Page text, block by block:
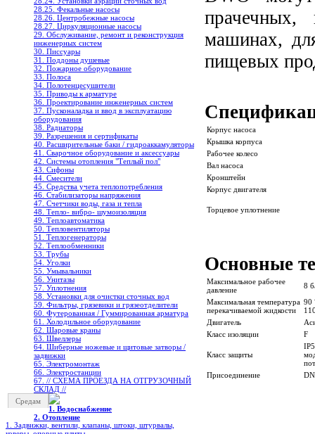
28.25. Фекальные насосы
28.26. Центробежные насосы
28.27. Циркуляционные насосы
29. Обслуживание, ремонт и реконструкция
инженерных систем
30. Писсуары
31. Поддоны душевые
32. Пожарное оборудование
33. Полоса
34. Полотенцесушители
35. Приводы к арматуре
36. Проектирование инженерных систем
37. Пусконаладка и ввод в эксплуатацию
оборудования
38. Радиаторы
39. Разрешения и сертификаты
40. Расширительные баки / гидроаккамуляторы
41. Сварочное оборудование и аксессуары
42. Системы отопления "Теплый пол"
43. Сифоны
44. Смесители
45. Средства учета теплопотребления
46. Стабилизаторы напряжения
47. Счетчики воды, газа и тепла
48. Тепло- вибро- шумоизоляция
49. Теплоавтоматика
50. Тепловентиляторы
51. Теплогенераторы
52. Теплообменники
53. Трубы
54. Уголки
55. Умывальники
56. Унитазы
57. Уплотнения
58. Установки для очистки сточных вод
59. Фильтры, грязевики и грязеотделители
60. Футерованная / Гуммированная арматура
61. Холодильное oборудование
62. Шаровые краны
63. Швеллеры
64. Шиберные ножевые и щитовые затворы /
задвижки
65. Электромонтаж
66. Электростанции
67. // СХЕМА ПРОЕЗДА НА ОТГРУЗОЧНЫЙ
СКЛАД //
Средам
1. Водоснабжение
2. Отопление
1. Задвижки, вентили, клапаны, штоки, штурвалы,
прачечных,
машинах,
пищевых
Корпус насоса
Крышка корпуса
Рабочее колесо
Вал насоса
Кронштейн
Корпус двигателя
Торцевое уплотнение
Основные
Максимальное рабочее
давление
8
Максимальная температура
перекачиваемой жидкости
90
Двигатель
Класс изоляции
F
Класс защиты
Присоединение